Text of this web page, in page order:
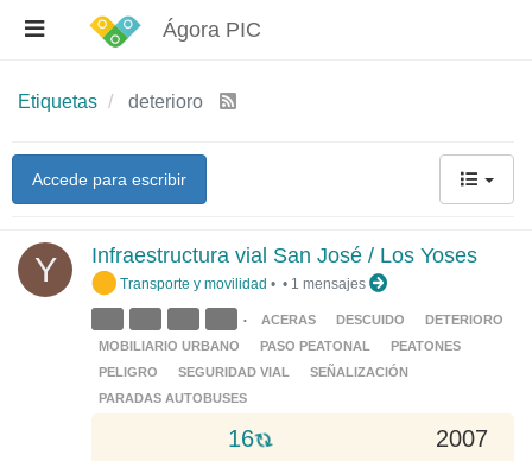
Ágora PIC
Etiquetas deterioro
Accede para escribir
Y Infraestructura vial San José / Los Yoses
Transporte y movilidad •
• ACERAS DESCUIDO
DETERIORO
MOBILIARIO URBANO
PASO PEATONAL
PEATONES
PELIGRO
SEGURIDAD VIAL
SEÑALIZACIÓN
PARADAS AUTOBUSES
16
L
2007
• 1 mensajes